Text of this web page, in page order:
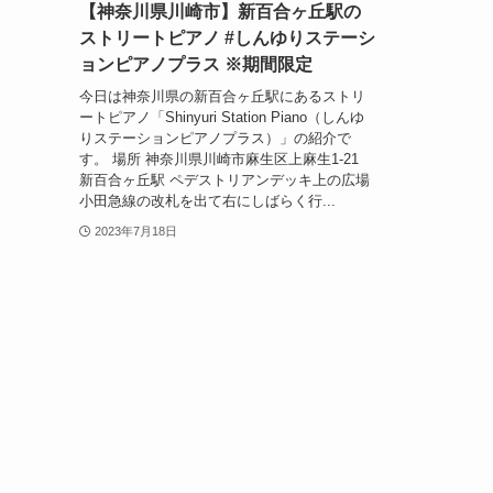
【神奈川県川崎市】新百合ヶ丘駅の
ストリートピアノ #しんゆりステーシ
ョンピアノプラス ※期間限定
今日は神奈川県の新百合ヶ丘駅にあるストリ
ートピアノ「Shinyuri Station Piano（しんゆ
りステーションピアノプラス）」の紹介で
す。 場所 神奈川県川崎市麻生区上麻生1-21
新百合ヶ丘駅 ペデストリアンデッキ上の広場
小田急線の改札を出て右にしばらく行...
2023年7月18日